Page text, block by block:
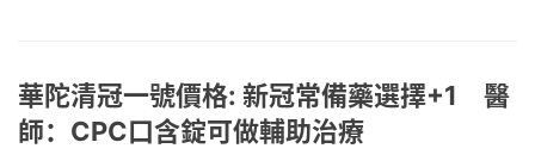
華陀清冠一號價格: 新冠常備藥選擇+1 醫
師：CPC口含錠可做輔助治療